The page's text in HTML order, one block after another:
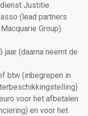
Justitie
(lead partners
Group)
jaar (daarna neemt de
btw (inbegrepen in
voor het afbetalen
en voor het